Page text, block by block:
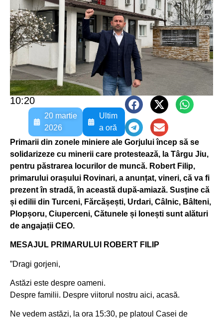
10:20
20 martie
2026
Ultim
a oră
Primarii din zonele miniere ale Gorjului încep să se
solidarizeze cu minerii care protestează, la Târgu Jiu,
pentru păstrarea locurilor de muncă. Robert Filip,
primarului orașului Rovinari, a anunțat, vineri, că va fi
prezent în stradă, în această după-amiază. Susține că
și edilii din Turceni, Fărcășești, Urdari, Câlnic, Bâlteni,
Plopșoru, Ciuperceni, Cătunele și Ionești sunt alături
de angajații CEO.
MESAJUL PRIMARULUI ROBERT FILIP
”Dragi gorjeni,
Astăzi este despre oameni.
Despre familii. Despre viitorul nostru aici, acasă.
Ne vedem astăzi, la ora 15:30, pe platoul Casei de